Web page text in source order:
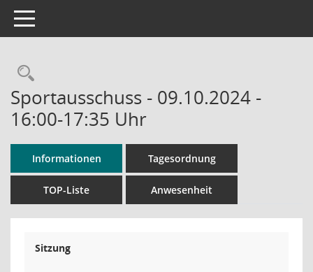
Toggle navigation
Rechercheauswahl
Sportausschuss - 09.10.2024 -
16:00-17:35 Uhr
Informationen Tagesordnung
TOP-Liste Anwesenheit
Sitzung